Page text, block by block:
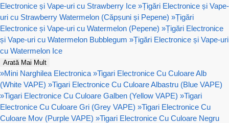
Electronice și Vape-uri cu Strawberry Ice »Țigări Electronice și Vape-
uri cu Strawberry Watermelon (Căpșuni și Pepene) »Țigări
Electronice și Vape-uri cu Watermelon (Pepene) »Țigări Electronice
și Vape-uri cu Watermelon Bubblegum »Țigări Electronice și Vape-uri
cu Watermelon Ice
Arată Mai Mult
»Mini Narghilea Electronica »Tigari Electronice Cu Culoare Alb
(White VAPE) »Tigari Electronice Cu Culoare Albastru (Blue VAPE)
»Tigari Electronice Cu Culoare Galben (Yellow VAPE) »Tigari
Electronice Cu Culoare Gri (Grey VAPE) »Tigari Electronice Cu
Culoare Mov (Purple VAPE) »Tigari Electronice Cu Culoare Negru